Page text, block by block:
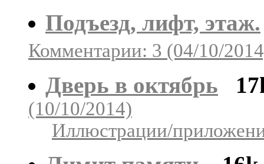
Подъезд, лифт, этаж.
Комментарии: 3 (04/10/
Дверь в октябрь
(10/10/2014)
Иллюстрации/